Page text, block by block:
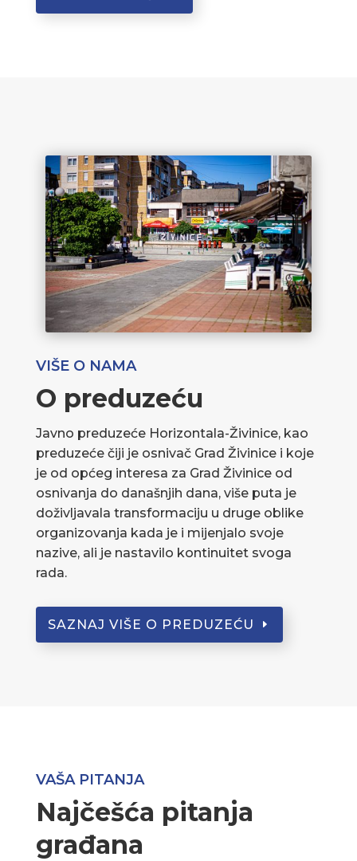
VIŠE O NAMA
O preduzeću
Javno preduzeće Horizontala-Živinice, kao
preduzeće čiji je osnivač Grad Živinice i koje
je od općeg interesa za Grad Živinice od
osnivanja do današnjih dana, više puta je
doživljavala transformaciju u druge oblike
organizovanja kada je i mijenjalo svoje
nazive, ali je nastavilo kontinuitet svoga
rada.
SAZNAJ VIŠE O PREDUZEĆU
VAŠA PITANJA
Najčešća pitanja
građana